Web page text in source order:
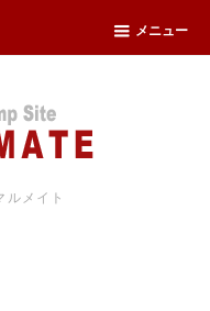
メニュー
ルメイト